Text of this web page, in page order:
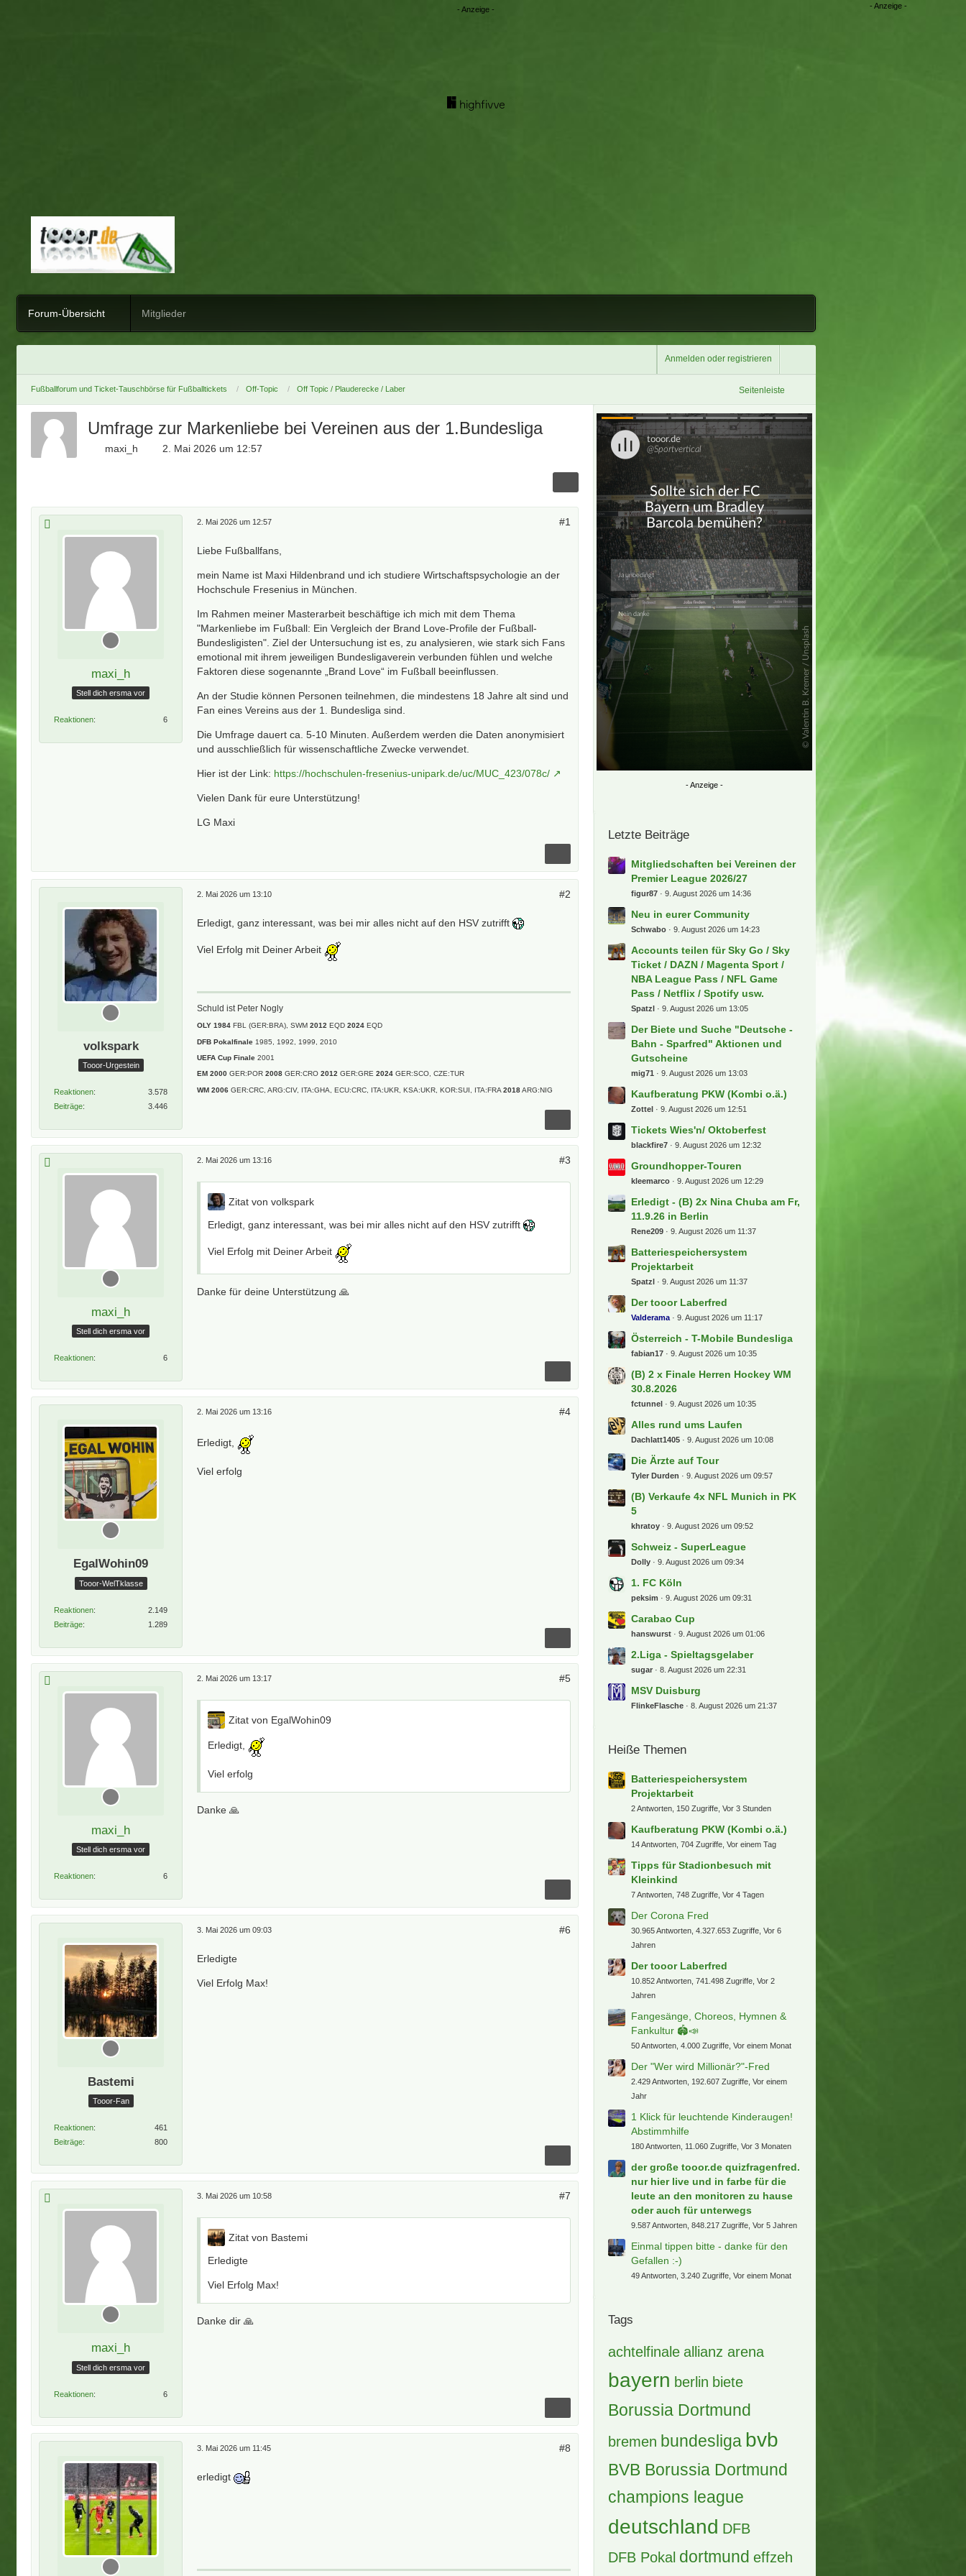
Forum-Übersicht Mitglieder
Anmelden oder registrieren
Fußballforum und Ticket-Tauschbörse für Fußballtickets Off-Topic Off Topic / Plauderecke / Laber Seitenleiste
Umfrage zur Markenliebe bei Vereinen aus der 1.Bundesliga
maxi_h 2. Mai 2026 um 12:57
maxi_h
Stell dich ersma vor
Reaktionen 6
2. Mai 2026 um 12:57 #1
Liebe Fußballfans,
mein Name ist Maxi Hildenbrand und ich studiere Wirtschaftspsychologie an der
Hochschule Fresenius in München.
Im Rahmen meiner Masterarbeit beschäftige ich mich mit dem Thema
"Markenliebe im Fußball: Ein Vergleich der Brand Love-Profile der Fußball-
Bundesligisten". Ziel der Untersuchung ist es, zu analysieren, wie stark sich Fans
emotional mit ihrem jeweiligen Bundesligaverein verbunden fühlen und welche
Faktoren diese sogenannte „Brand Love“ im Fußball beeinflussen.
An der Studie können Personen teilnehmen, die mindestens 18 Jahre alt sind und
Fan eines Vereins aus der 1. Bundesliga sind.
Die Umfrage dauert ca. 5-10 Minuten. Außerdem werden die Daten anonymisiert
und ausschließlich für wissenschaftliche Zwecke verwendet.
Hier ist der Link: https://hochschulen-fresenius-unipark.de/uc/MUC_423/078c/
Vielen Dank für eure Unterstützung!
LG Maxi
volkspark
Tooor-Urgestein
Reaktionen
3.578
Beiträge
3.446
2. Mai 2026 um 13:10 #2
Erledigt, ganz interessant, was bei mir alles nicht auf den HSV zutrifft
Viel Erfolg mit Deiner Arbeit
Schuld ist Peter Nogly
OLY 1984 FBL (GER:BRA), SWM 2012 EQD2024 EQD
DFB Pokalfinale 1985, 1992, 1999, 2010
UEFA Cup Finale 2001
EM 2000 GER:POR2008 GER:CRO2012 GER:GRE2024 GER:SCO, CZE:TUR
WM 2006 GER:CRC, ARG:CIV, ITA:GHA, ECU:CRC, ITA:UKR, KSA:UKR, KOR:SUI, ITA:FRA2018ARG:NIG
maxi_h
Stell dich ersma vor
Reaktionen 6
2. Mai 2026 um 13:16 #3
Zitat von volkspark
Erledigt, ganz interessant, was bei mir alles nicht auf den HSV zutrifft
Viel Erfolg mit Deiner Arbeit
Danke für deine Unterstützung 🙏
EgalWohin09
Tooor-WelTklasse
Reaktionen
2.149
Beiträge
1.289
2. Mai 2026 um 13:16 #4
Erledigt,
Viel erfolg
maxi_h
Stell dich ersma vor
Reaktionen 6
2. Mai 2026 um 13:17 #5
Zitat von EgalWohin09
Erledigt,
Viel erfolg
Danke 🙏
Bastemi
Tooor-Fan
Reaktionen
461
Beiträge
800
3. Mai 2026 um 09:03 #6
Erledigte
Viel Erfolg Max!
maxi_h
Stell dich ersma vor
Reaktionen 6
3. Mai 2026 um 10:58 #7
Zitat von Bastemi
Erledigte
Viel Erfolg Max!
Danke dir 🙏
3. Mai 2026 um 11:45 #8
erledigt
Überspringen
Letzte Beiträge
Mitgliedschaften bei Vereinen der
Premier League 2026/27
figur87 9. August 2026 um 14:36
Neu in eurer Community
Schwabo 9. August 2026 um 14:23
Accounts teilen für Sky Go / Sky
Ticket / DAZN / Magenta Sport /
NBA League Pass / NFL Game
Pass / Netflix / Spotify usw.
Spatzl 9. August 2026 um 13:05
Der Biete und Suche "Deutsche -
Bahn - Sparfred" Aktionen und
Gutscheine
mig71 9. August 2026 um 13:03
Kaufberatung PKW (Kombi o.ä.)
Zottel 9. August 2026 um 12:51
Tickets Wies'n/ Oktoberfest
blackfire7 9. August 2026 um 12:32
Groundhopper-Touren
kleemarco 9. August 2026 um 12:29
Erledigt - (B) 2x Nina Chuba am Fr,
11.9.26 in Berlin
Rene209 9. August 2026 um 11:37
Batteriespeichersystem
Projektarbeit
Spatzl 9. August 2026 um 11:37
Der tooor Laberfred
Valderama 9. August 2026 um 11:17
Österreich - T-Mobile Bundesliga
fabian17 9. August 2026 um 10:35
(B) 2 x Finale Herren Hockey WM
30.8.2026
fctunnel 9. August 2026 um 10:35
Alles rund ums Laufen
Dachlatt1405 9. August 2026 um 10:08
Die Ärzte auf Tour
Tyler Durden 9. August 2026 um 09:57
(B) Verkaufe 4x NFL Munich in PK
5
khratoy 9. August 2026 um 09:52
Schweiz - SuperLeague
Dolly 9. August 2026 um 09:34
1. FC Köln
peksim 9. August 2026 um 09:31
Carabao Cup
hanswurst 9. August 2026 um 01:06
2.Liga - Spieltagsgelaber
sugar 8. August 2026 um 22:31
MSV Duisburg
FlinkeFlasche 8. August 2026 um 21:37
Heiße Themen
Batteriespeichersystem
Projektarbeit
2 Antworten, 150 Zugriffe, Vor 3 Stunden
Kaufberatung PKW (Kombi o.ä.)
14 Antworten, 704 Zugriffe, Vor einem Tag
Tipps für Stadionbesuch mit
Kleinkind
7 Antworten, 748 Zugriffe, Vor 4 Tagen
Der Corona Fred
30.965 Antworten, 4.327.653 Zugriffe, Vor 6
Jahren
Der tooor Laberfred
10.852 Antworten, 741.498 Zugriffe, Vor 2
Jahren
Fangesänge, Choreos, Hymnen &
Fankultur 🏟️📣
50 Antworten, 4.000 Zugriffe, Vor einem Monat
Der "Wer wird Millionär?"-Fred
2.429 Antworten, 192.607 Zugriffe, Vor einem
Jahr
1 Klick für leuchtende Kinderaugen!
Abstimmhilfe
180 Antworten, 11.060 Zugriffe, Vor 3 Monaten
der große tooor.de quizfragenfred.
nur hier live und in farbe für die
leute an den monitoren zu hause
oder auch für unterwegs
9.587 Antworten, 848.217 Zugriffe, Vor 5 Jahren
Einmal tippen bitte - danke für den
Gefallen :-)
49 Antworten, 3.240 Zugriffe, Vor einem Monat
Tags
achtelfinale allianz arena
bayern berlin biete
Borussia Dortmund
bremen bundesliga bvb
BVB Borussia Dortmund
champions league
deutschland DFB
DFB Pokal dortmund effzeh